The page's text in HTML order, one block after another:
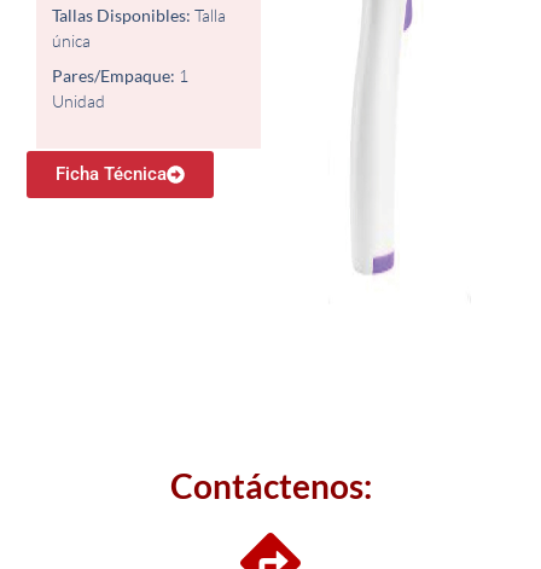
Tallas Disponibles:Talla
única
Pares/Empaque: 1
Unidad
Ficha Técnica
Contáctenos: